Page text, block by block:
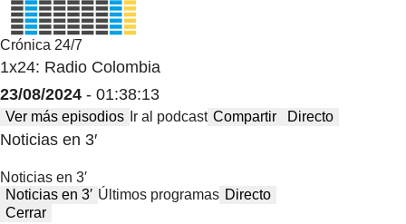
Crónica 24/7
1x24: Radio Colombia
23/08/2024 - 01:38:13
Ver más episodios Ir al podcast Compartir Directo
Noticias en 3′
Noticias en 3′
Noticias en 3′ Últimos programas Directo
Cerrar